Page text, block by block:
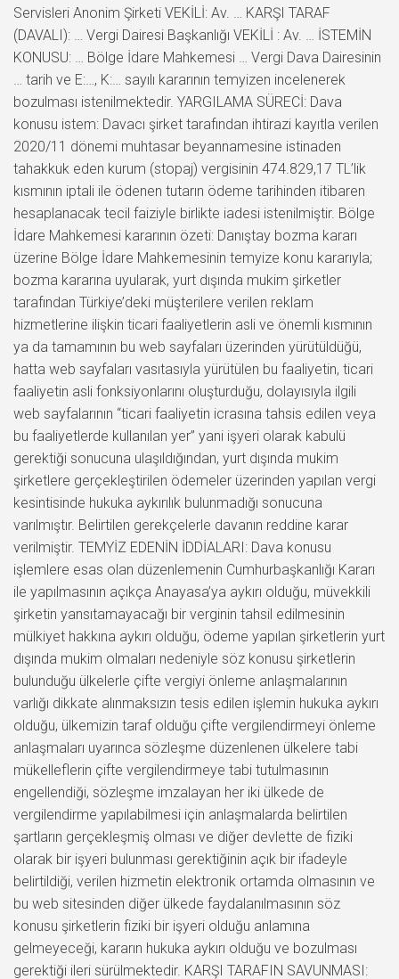
Servisleri Anonim Şirketi VEKİLİ: Av. … KARŞI TARAF
(DAVALI): … Vergi Dairesi Başkanlığı VEKİLİ : Av. … İSTEMİN
KONUSU: … Bölge İdare Mahkemesi … Vergi Dava Dairesinin
… tarih ve E:…, K:… sayılı kararının temyizen incelenerek
bozulması istenilmektedir. YARGILAMA SÜRECİ: Dava
konusu istem: Davacı şirket tarafından ihtirazi kayıtla verilen
2020/11 dönemi muhtasar beyannamesine istinaden
tahakkuk eden kurum (stopaj) vergisinin 474.829,17 TL’lik
kısmının iptali ile ödenen tutarın ödeme tarihinden itibaren
hesaplanacak tecil faiziyle birlikte iadesi istenilmiştir. Bölge
İdare Mahkemesi kararının özeti: Danıştay bozma kararı
üzerine Bölge İdare Mahkemesinin temyize konu kararıyla;
bozma kararına uyularak, yurt dışında mukim şirketler
tarafından Türkiye’deki müşterilere verilen reklam
hizmetlerine ilişkin ticari faaliyetlerin asli ve önemli kısmının
ya da tamamının bu web sayfaları üzerinden yürütüldüğü,
hatta web sayfaları vasıtasıyla yürütülen bu faaliyetin, ticari
faaliyetin asli fonksiyonlarını oluşturduğu, dolayısıyla ilgili
web sayfalarının “ticari faaliyetin icrasına tahsis edilen veya
bu faaliyetlerde kullanılan yer” yani işyeri olarak kabulü
gerektiği sonucuna ulaşıldığından, yurt dışında mukim
şirketlere gerçekleştirilen ödemeler üzerinden yapılan vergi
kesintisinde hukuka aykırılık bulunmadığı sonucuna
varılmıştır. Belirtilen gerekçelerle davanın reddine karar
verilmiştir. TEMYİZ EDENİN İDDİALARI: Dava konusu
işlemlere esas olan düzenlemenin Cumhurbaşkanlığı Kararı
ile yapılmasının açıkça Anayasa’ya aykırı olduğu, müvekkili
şirketin yansıtamayacağı bir verginin tahsil edilmesinin
mülkiyet hakkına aykırı olduğu, ödeme yapılan şirketlerin yurt
dışında mukim olmaları nedeniyle söz konusu şirketlerin
bulunduğu ülkelerle çifte vergiyi önleme anlaşmalarının
varlığı dikkate alınmaksızın tesis edilen işlemin hukuka aykırı
olduğu, ülkemizin taraf olduğu çifte vergilendirmeyi önleme
anlaşmaları uyarınca sözleşme düzenlenen ülkelere tabi
mükelleflerin çifte vergilendirmeye tabi tutulmasının
engellendiği, sözleşme imzalayan her iki ülkede de
vergilendirme yapılabilmesi için anlaşmalarda belirtilen
şartların gerçekleşmiş olması ve diğer devlette de fiziki
olarak bir işyeri bulunması gerektiğinin açık bir ifadeyle
belirtildiği, verilen hizmetin elektronik ortamda olmasının ve
bu web sitesinden diğer ülkede faydalanılmasının söz
konusu şirketlerin fiziki bir işyeri olduğu anlamına
gelmeyeceği, kararın hukuka aykırı olduğu ve bozulması
gerektiği ileri sürülmektedir. KARŞI TARAFIN SAVUNMASI: